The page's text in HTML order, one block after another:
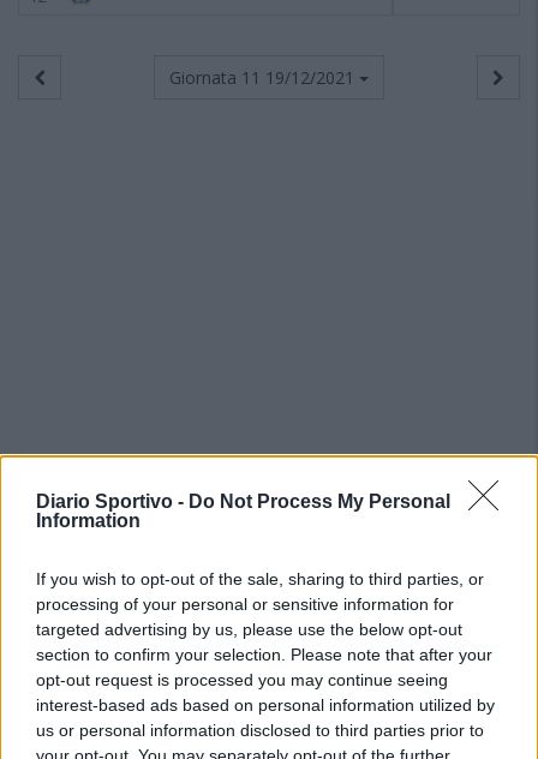
Diario Sportivo - Do Not Process My Personal
Information
If you wish to opt-out of the sale, sharing to third parties, or
processing of your personal or sensitive information for
targeted advertising by us, please use the below opt-out
section to confirm your selection. Please note that after your
opt-out request is processed you may continue seeing
interest-based ads based on personal information utilized by
us or personal information disclosed to third parties prior to
Giornata 11 19/12/2021